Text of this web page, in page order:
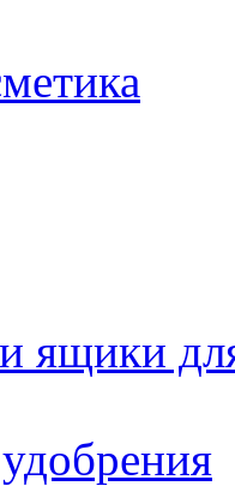
ящики